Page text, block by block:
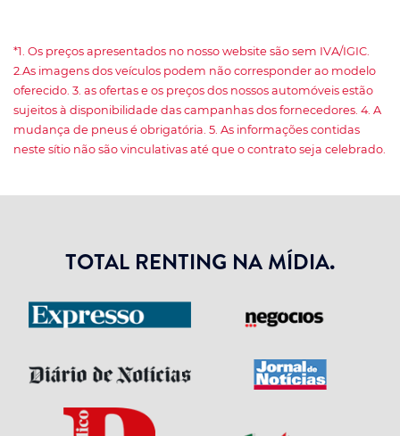
*1. Os preços apresentados no nosso website são sem IVA/IGIC.
2.As imagens dos veículos podem não corresponder ao modelo
oferecido. 3. as ofertas e os preços dos nossos automóveis estão
sujeitos à disponibilidade das campanhas dos fornecedores. 4. A
mudança de pneus é obrigatória. 5. As informações contidas
neste sítio não são vinculativas até que o contrato seja celebrado.
TOTAL RENTING NA MÍDIA.